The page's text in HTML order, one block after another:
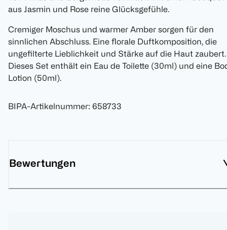
aus Jasmin und Rose reine Glücksgefühle.
Cremiger Moschus und warmer Amber sorgen für den
sinnlichen Abschluss. Eine florale Duftkomposition, die
ungefilterte Lieblichkeit und Stärke auf die Haut zaubert.
Dieses Set enthält ein Eau de Toilette (30ml) und eine
Lotion (50ml).
BIPA-Artikelnummer: 658733
Bewertungen